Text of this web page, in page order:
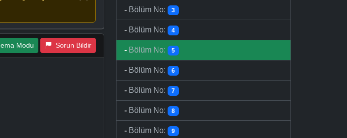
Modu Sorun Bildir
- Bölüm No: 3
- Bölüm No: 4
- Bölüm No: 5
- Bölüm No: 6
- Bölüm No: 7
- Bölüm No: 8
- Bölüm No: 9